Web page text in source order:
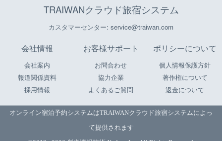
TRAIWANクラウド旅宿システム
カスタマーセンター: service@traiwan.com
会社情報
会社案内
報道関係資料
採用情報
お客様サポート
お問合わせ
協力企業
よくあるご質問
ポリシーについて
個人情報保護方針
著作権について
返金について
オンライン宿泊予約システムはTRAIWANクラウド旅宿システムによっ
て提供されます